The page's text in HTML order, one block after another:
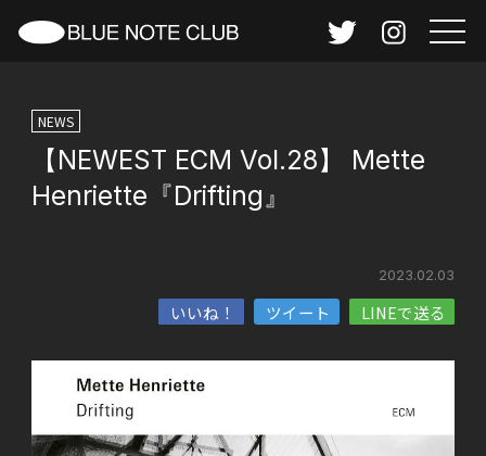
NEWS
【NEWEST ECM Vol.28】 Mette
Henriette『Drifting』
2023.02.03
いいね！ ツイート LINEで送る